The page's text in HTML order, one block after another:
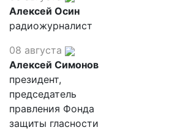
Алексей Осин
радиожурналист
08 августа
Алексей Симонов
президент,
председатель
правления Фонда
защиты гласности